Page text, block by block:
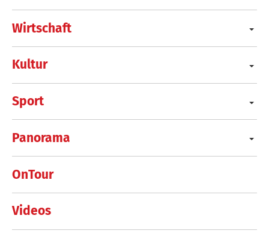
Wirtschaft
Kultur
Sport
Panorama
OnTour
Videos